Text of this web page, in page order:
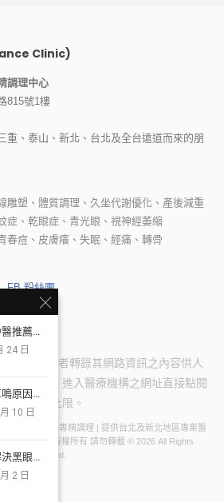
Clinic)
調理中心
815號1樓
重、泰山、新北、台北及全台遠道而來的朋
雕塑、體質調理、久坐代謝優化、產後減重
症、乾眼症、青光眼、視神經萎縮
春痘、皮膚癢、失眠、經痛、轉骨
FB 粉絲團
路服務業者轉錄其網路資訊之內容供人
連結方式，進入醫療機構之網址直接點閱
者，不在此限。
、埋線、耳鳴專精調理 | 提供台北及新北地區專業醫
師專業審閱 | 版權所有 請勿轉載 © 2026 All Rights
Reserved.
推薦...
24 日
原因...
10 日
黑眼...
2 日